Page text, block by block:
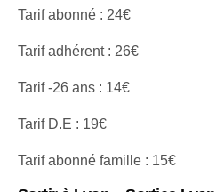
Tarif abonné : 24€
Tarif adhérent : 26€
Tarif -26 ans : 14€
Tarif D.E : 19€
Tarif abonné famille : 15€